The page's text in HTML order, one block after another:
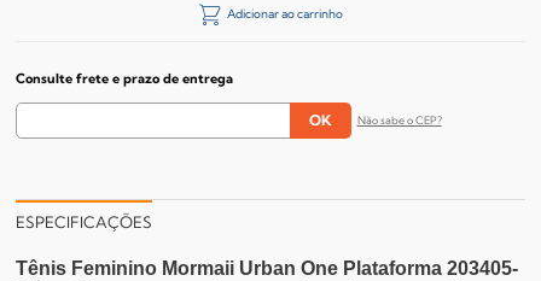
Adicionar ao carrinho
Consulte frete e prazo de entrega
Não sabe o CEP?
ESPECIFICAÇÕES
Tênis Feminino Mormaii Urban One Plataforma 203405-